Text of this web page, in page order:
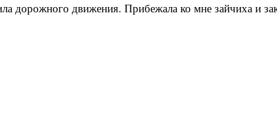
дорожного движения. Прибежала ко мне зайчиха и